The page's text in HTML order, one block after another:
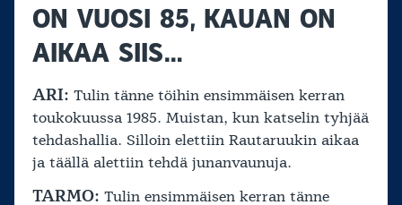
ON VUOSI 85, KAUAN ON
AIKAA SIIS…
ARI: Tulin tänne töihin ensimmäisen kerran
toukokuussa 1985. Muistan, kun katselin tyhjää
tehdashallia. Silloin elettiin Rautaruukin aikaa
ja täällä alettiin tehdä junanvaunuja.
TARMO: Tulin ensimmäisen kerran tänne